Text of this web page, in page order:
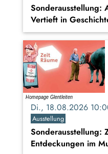
Sonderausstellung:
Vertieft in
Di., 18.08.2026
Ausstellung
Sonderausstellung:
Entdeckungen im